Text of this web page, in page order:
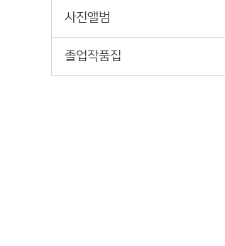
사진앨범
졸업작품집